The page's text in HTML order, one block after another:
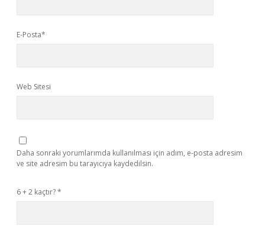
E-Posta*
Web Sitesi
Daha sonraki yorumlarımda kullanılması için adım, e-posta adresim
ve site adresim bu tarayıcıya kaydedilsin.
6 + 2 kaçtır?*